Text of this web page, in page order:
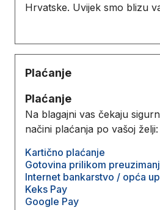
Hrvatske. Uvijek smo blizu
Plaćanje
Plaćanje
Na blagajni vas čekaju
načini plaćanja po vašoj želji:
Kartično plaćanje
Gotovina prilikom
Internet bankarstvo / opća
Keks Pay
Google Pay